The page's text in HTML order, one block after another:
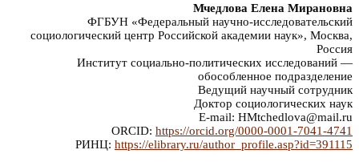
Мчедлова Елена Мирановна
ФГБУН «Федеральный научно-исследовательский
социологический центр Российской академии наук», Москва,
Россия
Институт социально-политических исследований —
обособленное подразделение
Ведущий научный сотрудник
Доктор социологических наук
E-mail: HMtchedlova@mail.ru
ORCID: https://orcid.org/0000-0001-7041-4741
РИНЦ: https://elibrary.ru/author_profile.asp?id=391115